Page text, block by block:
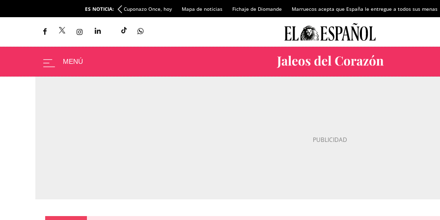
ES NOTICIA:
Últimas noticias Cuponazo Once, hoy Mapa de noticias Fichaje de Diomande Marruecos acepta que España le entregue a todos sus menas